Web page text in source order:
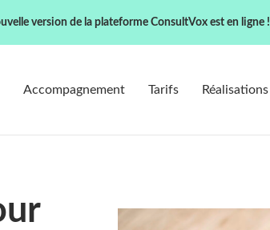
version de la plateforme ConsultVox est en ligne !
Accompagnement Tarifs Réalisations